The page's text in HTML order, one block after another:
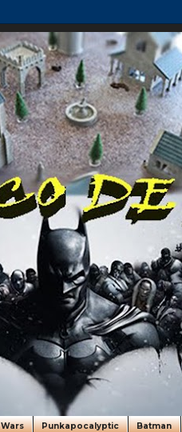
Punkapocalyptic Batman